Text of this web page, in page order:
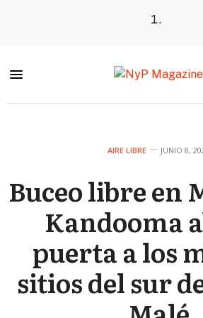
AIRE LIBRE JUNIO 8,
Buceo libre en
Kandooma
puerta a los
sitios del sur